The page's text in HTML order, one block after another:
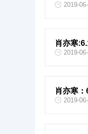
2019-
肖亦寒
2019-
肖亦寒
2019-